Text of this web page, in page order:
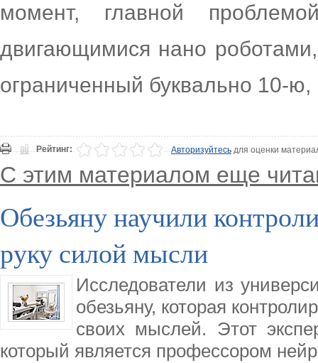
момент, главной
двигающимися нано
ограниченный буквально 10-
Рейтинг: Авторизуйтесьдля оценки
С этим материалом еще
Обезьяну научили
руку силой мысли
Исследователи из
обезьяну, которая
своих мыслей. Этот
который является профессором